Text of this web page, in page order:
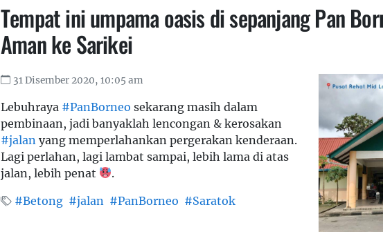
Tempat ini umpama oasis di sepanjang Pan
Aman ke Sarikei
31 Disember 2020, 10:05 am
Lebuhraya #PanBorneo sekarang masih dalam
pembinaan, jadi banyaklah lencongan & kerosakan
#jalan yang memperlahankan pergerakan kenderaan.
Lagi perlahan, lagi lambat sampai, lebih lama di atas
jalan, lebih penat
.
#Betong #jalan #PanBorneo #Saratok